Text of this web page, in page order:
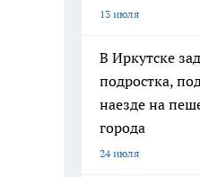
13 июля
В Иркутске
подростка,
наезде на
города
24 июля